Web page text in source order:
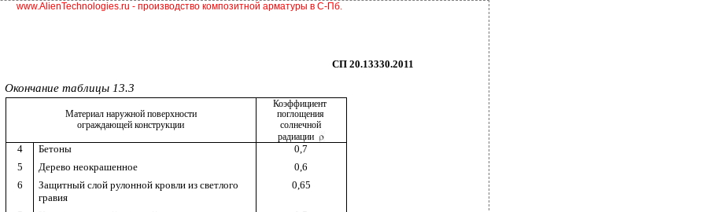
www.AlienTechnologies.ru - производство композитной арматуры в С-Пб.
СП 20.13330.2011
Окончание таблицы 13.3
Коэффициент
Материал наружной поверхности
поглощения
ограждающей конструкции
солнечной
радиации
4 Бетоны
0,7
5
Дерево неокрашенное
0,6
6
Защитный слой рулонной кровли из светлого
0,65
гравия